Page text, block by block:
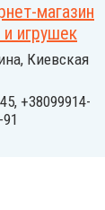
магазин
игрушек
Киевская
+38099914-